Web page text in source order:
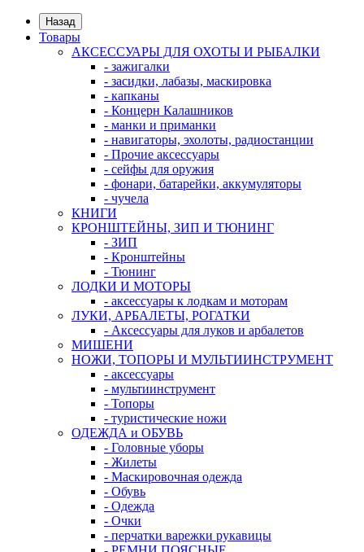
Назад
Товары
АКСЕССУАРЫ ДЛЯ ОХОТЫ И РЫБАЛКИ
- зажигалки
- засидки, лабазы, маскировка
- капканы
- Концерн Калашников
- манки и приманки
- навигаторы, эхолоты, радиостанции
- Прочие аксессуары
- сейфы для оружия
- фонари, батарейки, аккумуляторы
- чучела
КНИГИ
КРОНШТЕЙНЫ, ЗИП И ТЮНИНГ
- ЗИП
- Кронштейны
- Тюнинг
ЛОДКИ И МОТОРЫ
- аксессуары к лодкам и моторам
ЛУКИ, АРБАЛЕТЫ, РОГАТКИ
- Аксессуары для луков и арбалетов
МИШЕНИ
НОЖИ, ТОПОРЫ И МУЛЬТИИНСТРУМЕНТ
- аксессуары
- мультиинструмент
- Топоры
- туристические ножи
ОДЕЖДА и ОБУВЬ
- Головные уборы
- Жилеты
- Маскировочная одежда
- Обувь
- Одежда
- Очки
- перчатки варежки рукавицы